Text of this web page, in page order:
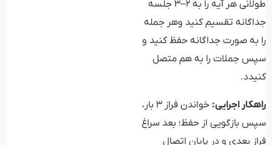
طولانی هر آیه را به ۲–۳ جلسه
جداگانه تقسیم کنید وهر جمله
را به صورت جداگانه حفظ کنید و
سپس جملات را به هم متصل
کنیدد.
راهکار اجرایی:
خواندن فراز ۳ بار،
سپس بازگویی از حفظ؛ بعد سراغ
فراز بعدی و در پایان اتصال